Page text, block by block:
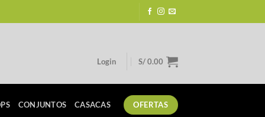
Login S/0.00
CONJUNTOS CASACAS OFERTAS